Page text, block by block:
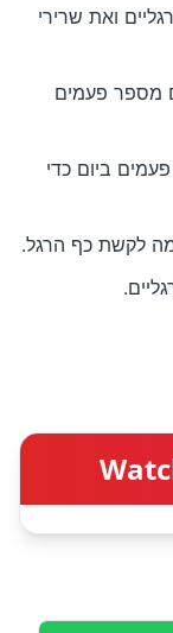
ואת שרירי
מספר פעמים
הניחו קרח למשך 15-20 דקות, 3-4 פעמים ביום כדי
לקשת כף הרגל.